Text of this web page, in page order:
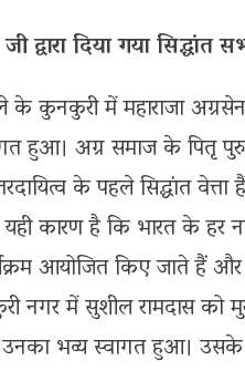
जी द्वारा दिया गया
कुनकुरी में महाराजा
हुआ। अग्र समाज के पितृ
के पहले सिद्धांत
यही कारण है कि भारत के
आयोजित किए जाते हैं
में सुशील रामदास को
उनका भव्य स्वागत हुआ। उसके